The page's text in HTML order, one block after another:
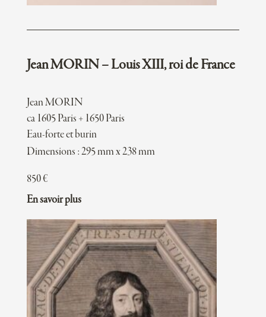
Jean MORIN – Louis XIII, roi de France
Jean MORIN
ca 1605 Paris + 1650 Paris
Eau-forte et burin
Dimensions : 295 mm x 238 mm
850€
En savoir plus